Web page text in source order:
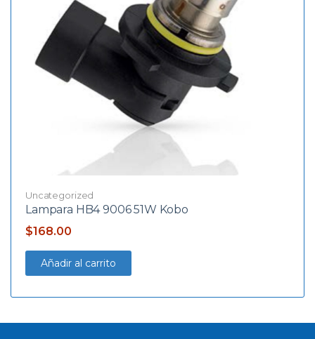
Uncategorized
Lampara HB4 9006 51W Kobo
$168.00
Añadir al carrito